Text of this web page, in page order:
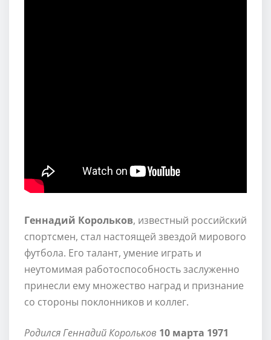
Геннадий Корольков, известный российский
спортсмен, стал настоящей звездой мирового
футбола. Его талант, умение играть и
неутомимая работоспособность заслуженно
принесли ему множество наград и признание
со стороны поклонников и коллег.
Родился Геннадий Корольков 10 марта 1971